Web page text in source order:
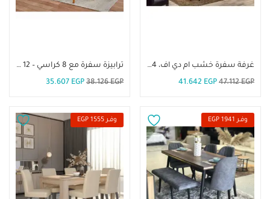
غرفة سفرة خشب ام دي اف، 4 كراسى-DIR 19
47.112EGP
41.642 EGP
ترابيزة سفرة مع 8 كراسي – DIR 12
38.126EGP
35.607 EGP
وفــر 1941 EGP وفــر 1555 EGP